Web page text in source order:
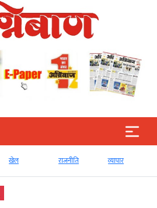
खेल राजनीति व्‍यापार